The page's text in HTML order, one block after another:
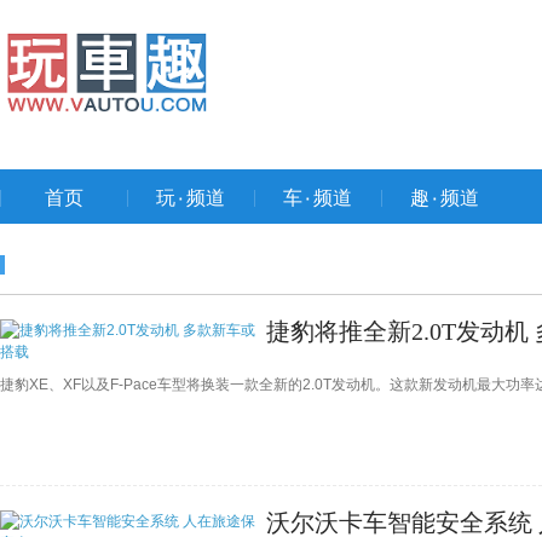
首页 玩۰频道 车۰频道 趣۰频道
捷豹将推全新2.0T发动机
捷豹XE、XF以及F-Pace车型将换装一款全新的2.0T发动机。这款新发动机最大功
沃尔沃卡车智能安全系统